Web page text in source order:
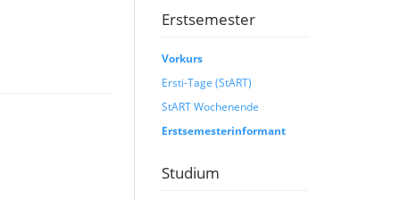
Erstsemester
Vorkurs
Ersti-Tage (StART)
StART Wochenende
Erstsemesterinformant
Studium